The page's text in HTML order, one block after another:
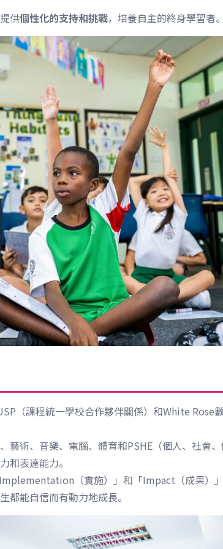
供個性化的支持和挑戰，培養自主的終身學習者。
（課程統一學校合作夥伴關係）和White Rose
藝術、音樂、電腦、體育和PSHE（個人、社會
和表達能力。
（實施）」和「Impact（成果）
都能自信而有動力地成長。